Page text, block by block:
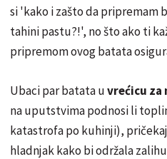
si 'kako i zašto da pripremam
tahini pastu?!', no što ako ti
pripremom ovog batata
Ubaci par batata uvrećicu
na uputstvima podnosi li
katastrofa po kuhinji),
hladnjak kako bi održala